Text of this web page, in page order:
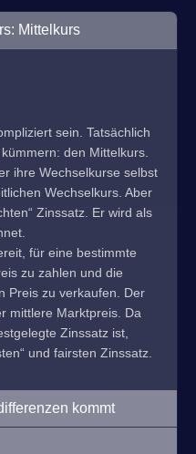
Mittelkurs
sein. Tatsächlich
den Mittelkurs.
ihre Wechselkurse selbst
Wechselkurs. Aber
Zinssatz. Er wird als
für eine bestimmte
zu zahlen und die
Preis zu verkaufen. Der
mittlere Marktpreis. Da
Zinssatz ist,
und fairsten Zinssatz.
kommt